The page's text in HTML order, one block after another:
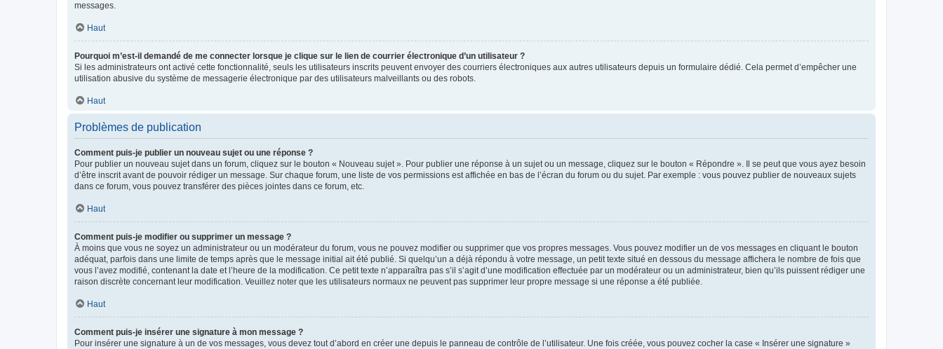
messages.
Haut
Pourquoi m’est-il demandé de me connecter lorsque je clique sur le lien de courrier électronique d’un utilisateur ?
Si les administrateurs ont activé cette fonctionnalité, seuls les utilisateurs inscrits peuvent envoyer des courriers électroniques aux autres utilisateurs depuis un formulaire dédié. Cela permet d’empêcher une
utilisation abusive du système de messagerie électronique par des utilisateurs malveillants ou des robots.
Haut
Problèmes de publication
Comment puis-je publier un nouveau sujet ou une réponse ?
Pour publier un nouveau sujet dans un forum, cliquez sur le bouton « Nouveau sujet ». Pour publier une réponse à un sujet ou un message, cliquez sur le bouton « Répondre ». Il se peut que vous ayez besoin
d’être inscrit avant de pouvoir rédiger un message. Sur chaque forum, une liste de vos permissions est affichée en bas de l’écran du forum ou du sujet. Par exemple : vous pouvez publier de nouveaux sujets
dans ce forum, vous pouvez transférer des pièces jointes dans ce forum, etc.
Haut
Comment puis-je modifier ou supprimer un message ?
À moins que vous ne soyez un administrateur ou un modérateur du forum, vous ne pouvez modifier ou supprimer que vos propres messages. Vous pouvez modifier un de vos messages en cliquant le bouton
adéquat, parfois dans une limite de temps après que le message initial ait été publié. Si quelqu’un a déjà répondu à votre message, un petit texte situé en dessous du message affichera le nombre de fois que
vous l’avez modifié, contenant la date et l’heure de la modification. Ce petit texte n’apparaîtra pas s’il s’agit d’une modification effectuée par un modérateur ou un administrateur, bien qu’ils puissent rédiger une
raison discrète concernant leur modification. Veuillez noter que les utilisateurs normaux ne peuvent pas supprimer leur propre message si une réponse a été publiée.
Haut
Comment puis-je insérer une signature à mon message ?
Pour insérer une signature à un de vos messages, vous devez tout d’abord en créer une depuis le panneau de contrôle de l’utilisateur. Une fois créée, vous pouvez cocher la case « Insérer une signature »